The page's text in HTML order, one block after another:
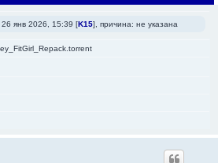
янв 2026, 15:39 [K15], причина: не указана